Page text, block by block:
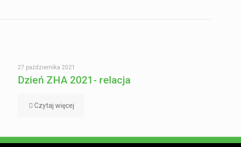
27 października 2021
Dzień ZHA 2021- relacja
Czytaj więcej